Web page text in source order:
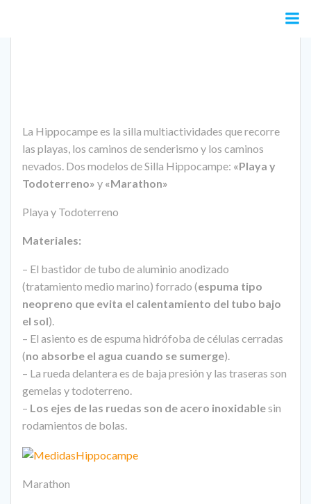
contenido
La Hippocampe es la silla multiactividades que recorre
las playas, los caminos de senderismo y los caminos
nevados. Dos modelos de Silla Hippocampe: «Playa y
Todoterreno» y «Marathon»
Playa y Todoterreno
Materiales:
– El bastidor de tubo de aluminio anodizado
(tratamiento medio marino) forrado (espuma tipo
neopreno que evita el calentamiento del tubo bajo
el sol).
– El asiento es de espuma hidrófoba de células cerradas
(no absorbe el agua cuando se sumerge).
– La rueda delantera es de baja presión y las traseras son
gemelas y todoterreno.
– Los ejes de las ruedas son de acero inoxidablesin
rodamientos de bolas.
Marathon